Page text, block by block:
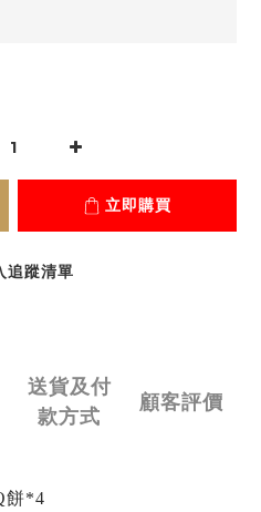
立即購買
追蹤清單
送貨及付
款方式
顧客評價
餅*4